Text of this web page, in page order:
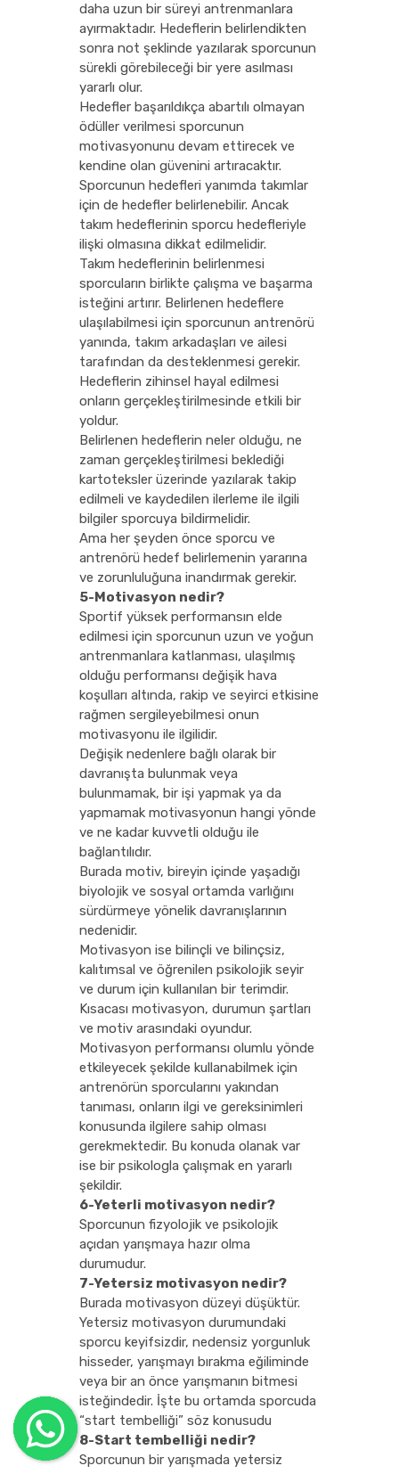
daha uzun bir süreyi antrenmanlara
ayırmaktadır. Hedeflerin belirlendikten
sonra not şeklinde yazılarak sporcunun
sürekli görebileceği bir yere asılması
yararlı olur.
Hedefler başarıldıkça abartılı olmayan
ödüller verilmesi sporcunun
motivasyonunu devam ettirecek ve
kendine olan güvenini artıracaktır.
Sporcunun hedefleri yanımda takımlar
için de hedefler belirlenebilir. Ancak
takım hedeflerinin sporcu hedefleriyle
ilişki olmasına dikkat edilmelidir.
Takım hedeflerinin belirlenmesi
sporcuların birlikte çalışma ve başarma
isteğini artırır. Belirlenen hedeflere
ulaşılabilmesi için sporcunun antrenörü
yanında, takım arkadaşları ve ailesi
tarafından da desteklenmesi gerekir.
Hedeflerin zihinsel hayal edilmesi
onların gerçekleştirilmesinde etkili bir
yoldur.
Belirlenen hedeflerin neler olduğu, ne
zaman gerçekleştirilmesi beklediği
kartoteksler üzerinde yazılarak takip
edilmeli ve kaydedilen ilerleme ile ilgili
bilgiler sporcuya bildirmelidir.
Ama her şeyden önce sporcu ve
antrenörü hedef belirlemenin yararına
ve zorunluluğuna inandırmak gerekir.
5-Motivasyon nedir?
Sportif yüksek performansın elde
edilmesi için sporcunun uzun ve yoğun
antrenmanlara katlanması, ulaşılmış
olduğu performansı değişik hava
koşulları altında, rakip ve seyirci etkisine
rağmen sergileyebilmesi onun
motivasyonu ile ilgilidir.
Değişik nedenlere bağlı olarak bir
davranışta bulunmak veya
bulunmamak, bir işi yapmak ya da
yapmamak motivasyonun hangi yönde
ve ne kadar kuvvetli olduğu ile
bağlantılıdır.
Burada motiv, bireyin içinde yaşadığı
biyolojik ve sosyal ortamda varlığını
sürdürmeye yönelik davranışlarının
nedenidir.
Motivasyon ise bilinçli ve bilinçsiz,
kalıtımsal ve öğrenilen psikolojik seyir
ve durum için kullanılan bir terimdir.
Kısacası motivasyon, durumun şartları
ve motiv arasındaki oyundur.
Motivasyon performansı olumlu yönde
etkileyecek şekilde kullanabilmek için
antrenörün sporcularını yakından
tanıması, onların ilgi ve gereksinimleri
konusunda ilgilere sahip olması
gerekmektedir. Bu konuda olanak var
ise bir psikologla çalışmak en yararlı
şekildir.
6-Yeterli motivasyon nedir?
Sporcunun fizyolojik ve psikolojik
açıdan yarışmaya hazır olma
durumudur.
7-Yetersiz motivasyon nedir?
Burada motivasyon düzeyi düşüktür.
Yetersiz motivasyon durumundaki
sporcu keyifsizdir, nedensiz yorgunluk
hisseder, yarışmayı bırakma eğiliminde
veya bir an önce yarışmanın bitmesi
isteğindedir. İşte bu ortamda sporcuda
“start tembelliği” söz konusudu
8-Start tembelliği nedir?
Sporcunun bir yarışmada yetersiz